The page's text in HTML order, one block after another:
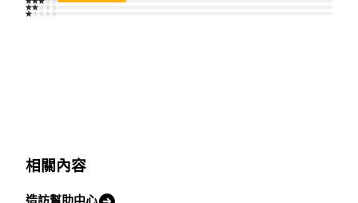
相關內容
造訪幫助中心